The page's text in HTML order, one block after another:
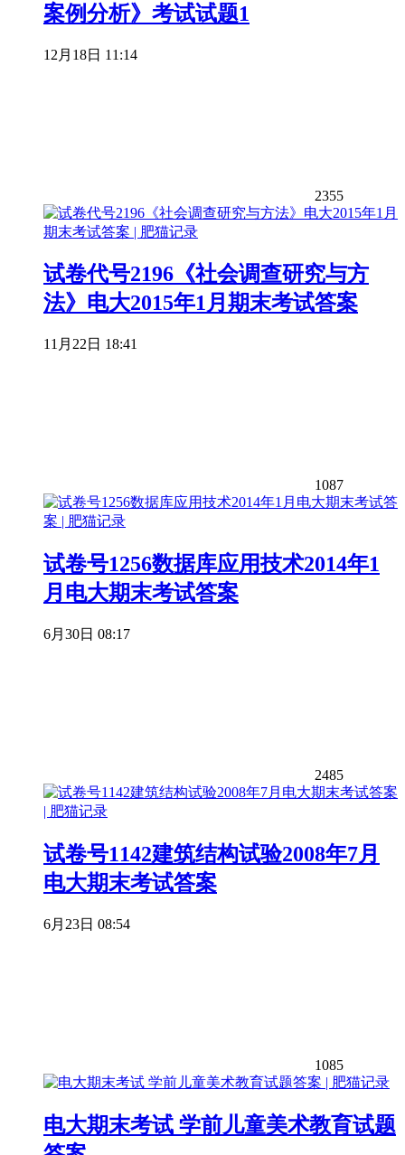
案例分析》考试试题1
12月18日 11:14
2355
试卷代号2196《社会调查研究与方
法》电大2015年1月期末考试答案
11月22日 18:41
1087
试卷号1256数据库应用技术2014年1
月电大期末考试答案
6月30日 08:17
2485
试卷号1142建筑结构试验2008年7月
电大期末考试答案
6月23日 08:54
1085
电大期末考试 学前儿童美术教育试题